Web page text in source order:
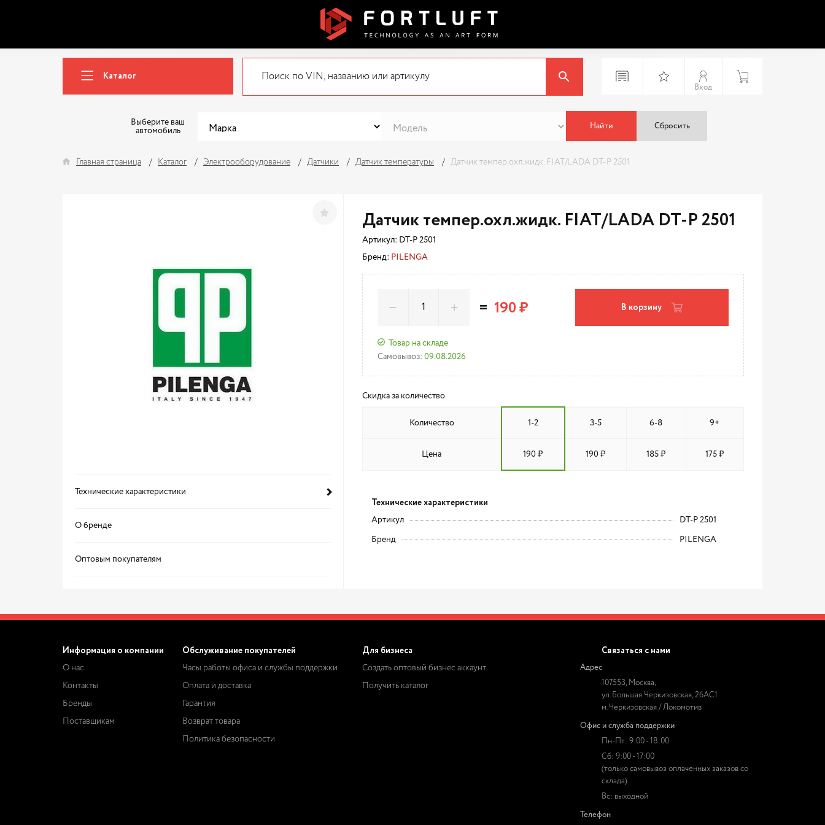
Каталог
Вход
Выберите ваш
автомобиль
Найти Сбросить
Главная страница Каталог Электрооборудование Датчики Датчик температуры Датчик темпер.охл.жидк. FIAT/LADA DT-P 2501
Технические характеристики
О бренде
Оптовым покупателям
Датчик темпер.охл.жидк. FIAT/LADA DT-P 2501
Артикул: DT-P 2501
Бренд: PILENGA
Товар на складе
Самовывоз: 09.08.2026
= 190 ₽ В корзину
Скидка за количество
Количество 1-2 3-5 6-8 9+
Цена 190 ₽ 190 ₽ 185 ₽ 175 ₽
Технические характеристики
Артикул DT-P 2501
Бренд PILENGA
Информация о компании
О нас
Контакты
Бренды
Поставщикам
Обслуживание покупателей
Часы работы офиса и службы поддержки
Оплата и доставка
Гарантия
Возврат товара
Политика безопасности
Для бизнеса
Создать оптовый бизнес аккаунт
Получить каталог
Связаться с нами
Адрес
107553, Москва,
ул. Большая Черкизовская, 26АС1
м. Черкизовская / Локомотив
Офис и служба поддержки
Пн-Пт: 9:00 - 18:00
Сб: 9:00 - 17:00
(только самовывоз оплаченных заказов со
склада)
Вс: выходной
Телефон